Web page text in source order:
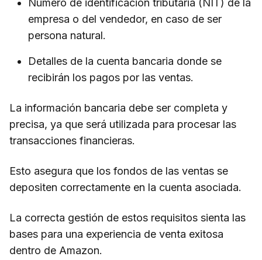
empresa o del vendedor, en caso de ser
persona natural.
Detalles de la cuenta bancaria donde se
recibirán los pagos por las ventas.
La información bancaria debe ser completa y
precisa, ya que será utilizada para procesar las
transacciones financieras.
Esto asegura que los fondos de las ventas se
depositen correctamente en la cuenta asociada.
La correcta gestión de estos requisitos sienta las
bases para una experiencia de venta exitosa
dentro de Amazon.